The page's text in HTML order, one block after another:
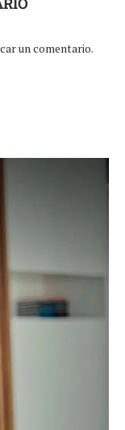
un comentario.